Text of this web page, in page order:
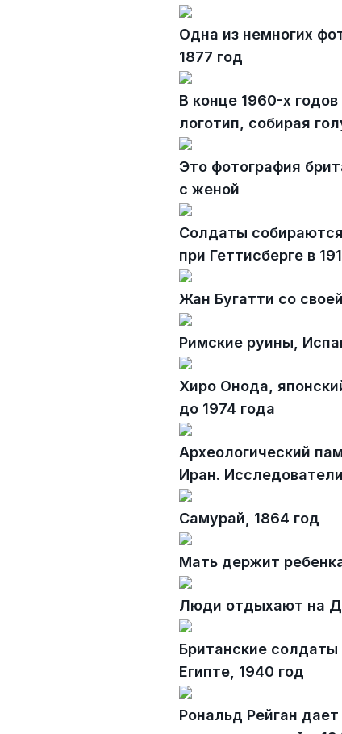
Одна из немногих
1877 год
В конце 1960-х
логотип, собирая
Это фотография
с женой
Солдаты
при Геттисберге в
Жан Бугатти со
Римские руины,
Хиро Онода,
до 1974 года
Археологический
Иран.
Самурай, 1864 год
Мать держит
Люди отдыхают на
Британские
Египте, 1940 год
Рональд Рейган